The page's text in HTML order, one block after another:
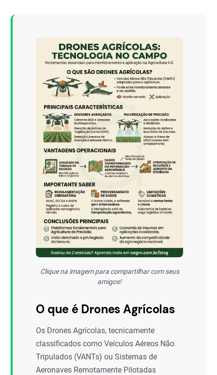
Clique na imagem para compartilhar com seus
amigos!
O que é Drones Agrícolas
Os Drones Agrícolas, tecnicamente
classificados como Veículos Aéreos Não
Tripulados (VANTs) ou Sistemas de
Aeronaves Remotamente Pilotadas